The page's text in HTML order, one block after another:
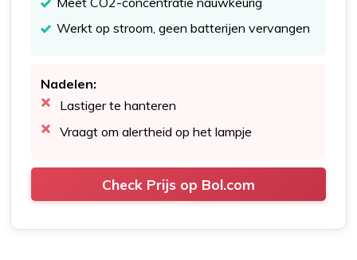
Werkt op stroom, geen batterijen vervangen
Nadelen:
Lastiger te hanteren
Vraagt om alertheid op het lampje
Check Prijs op Bol.com